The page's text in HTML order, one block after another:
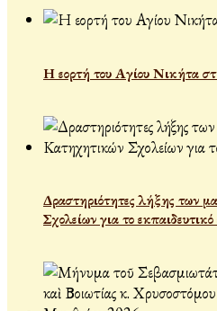
Η εορτή του Αγίου Νικήτα
Δραστηριότητες λήξης των
Σχολείων για το